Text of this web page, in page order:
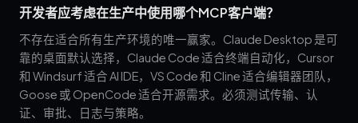
开发者应考虑在生产中使用哪个MCP客户端？
不存在适合所有生产环境的唯一赢家。Claude Desktop 是可
靠的桌面默认选择，Claude Code 适合终端自动化，Cursor
和 Windsurf 适合 AI IDE，VS Code 和 Cline 适合编辑器团队，
Goose 或 OpenCode 适合开源需求。必须测试传输、认
证、审批、日志与策略。